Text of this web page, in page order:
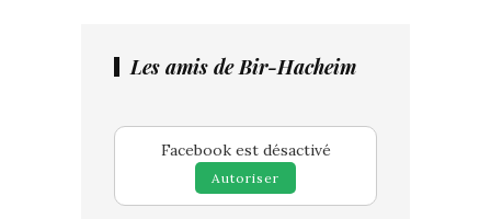
Les amis de Bir-Hacheim
Facebook est désactivé
Autoriser